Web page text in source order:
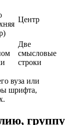
Центр
Две
смысловые
строки
вуза или
шрифта,
группу